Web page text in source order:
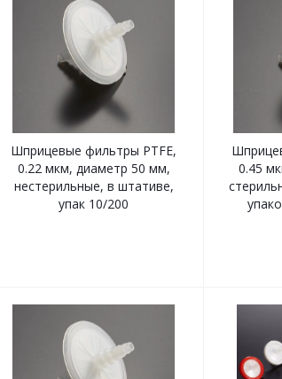
Шприцевые фильтры PTFE,
0.22 мкм, диаметр 50 мм,
нестерильные, в штативе,
упак 10/200
0.45